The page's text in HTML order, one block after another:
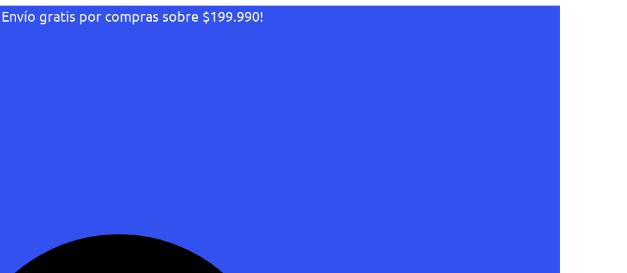
gratis por compras sobre $199.990!